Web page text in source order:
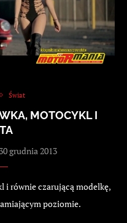
Świat
MOTOCYKL I
30 grudnia 2013
i równie czarującą modelkę,
poziomie.